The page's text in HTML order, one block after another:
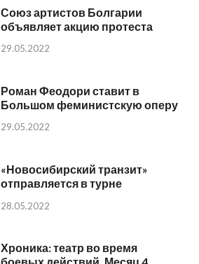
Союз артистов Болгарии
объявляет акцию протеста
29.05.2022
Роман Феодори ставит в
Большом феминистскую оперу
29.05.2022
«Новосибирский транзит»
отправляется в турне
28.05.2022
Хроника: театр во время